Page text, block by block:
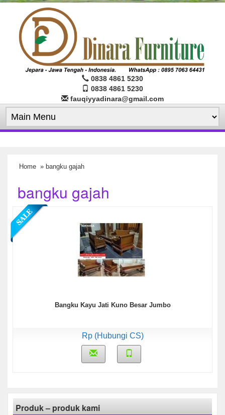
0838 4861 5230
0838 4861 5230
fauqiyyadinara@gmail.com
Home » bangku gajah
bangku gajah
Bangku Kayu Jati Kuno Besar Jumbo
Rp (Hubungi CS)
Produk – produk kami